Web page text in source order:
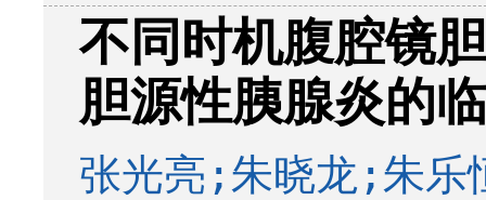
不同时机腹腔镜
胆源性胰腺炎的
张光亮;朱晓龙;朱